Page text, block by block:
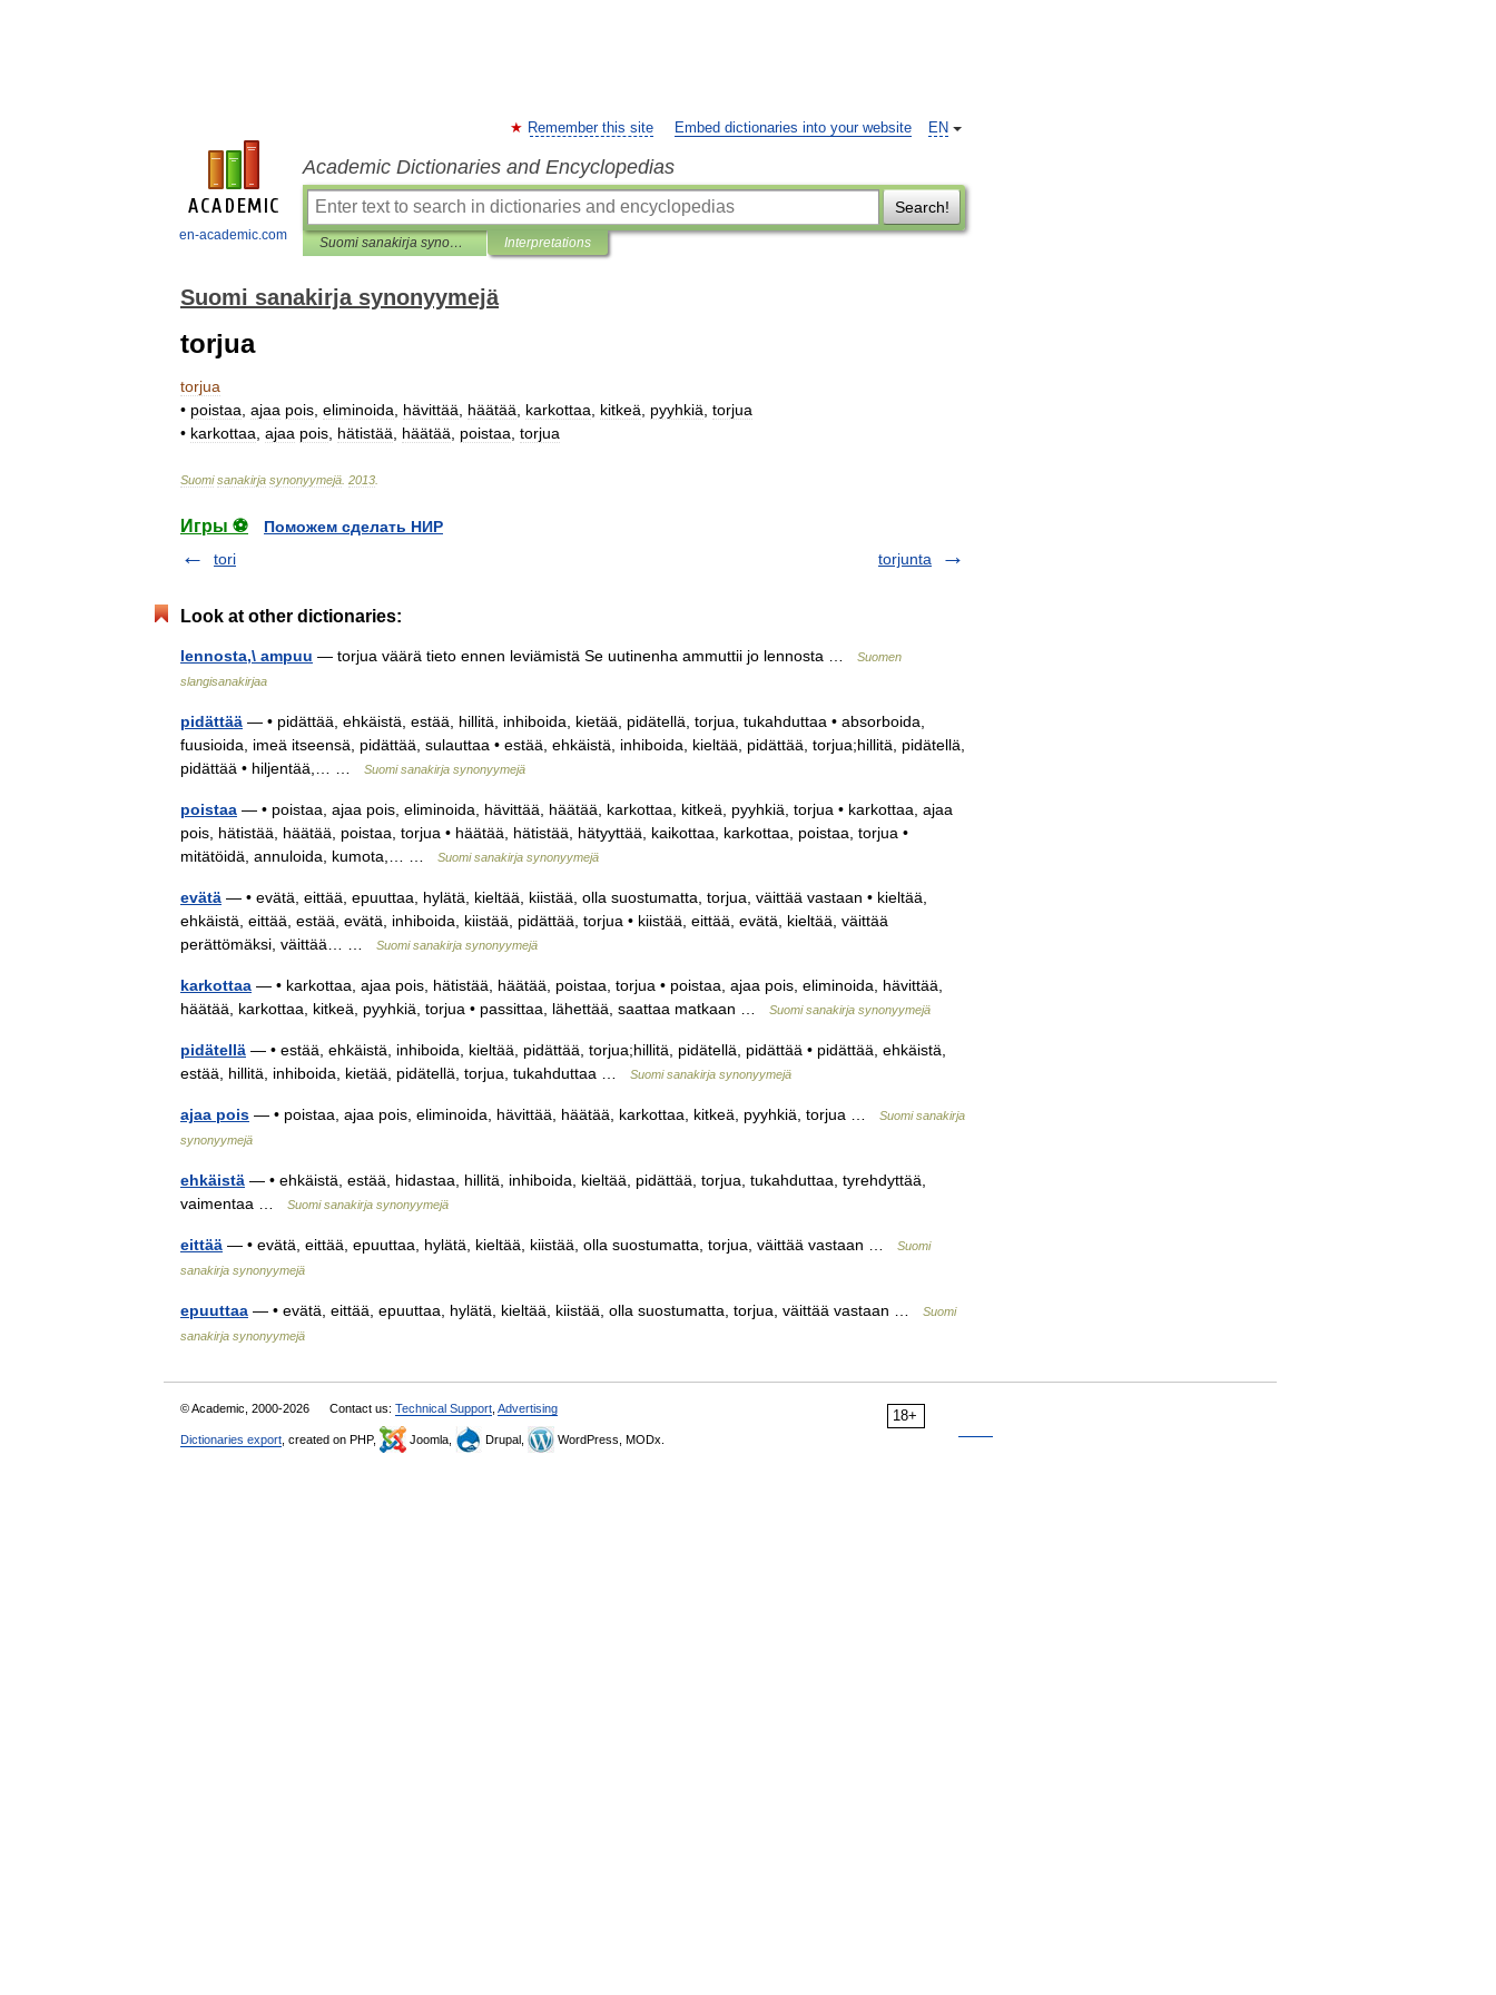
en-academic.com
EN
Remember this site Embed dictionaries into your website
Academic Dictionaries and Encyclopedias
Search!
Suomi sanakirja synonyymejä Interpretations
Suomi sanakirja synonyymejä
torjua
torjua
• poistaa ajaa pois eliminoida hävittää häätää karkottaa kitkeä pyyhkiä torjua
• karkottaa ajaa pois hätistää häätää poistaa torjua
Suomi sanakirja synonyymejä 2013
Игры ⚽
Поможем сделать НИР
tori
torjunta
Look at other dictionaries:
lennosta,\ ampuu — torjua väärä tieto ennen leviämistä Se uutinenha ammuttii jo lennosta …
Suomen
slangisanakirjaa
pidättää — • pidättää, ehkäistä, estää, hillitä, inhiboida, kietää, pidätellä, torjua, tukahduttaa • absorboida,
fuusioida, imeä itseensä, pidättää, sulauttaa • estää, ehkäistä, inhiboida, kieltää, pidättää, torjua;hillitä, pidätellä,
pidättää • hiljentää,… …
Suomi sanakirja synonyymejä
poistaa — • poistaa, ajaa pois, eliminoida, hävittää, häätää, karkottaa, kitkeä, pyyhkiä, torjua • karkottaa, ajaa
pois, hätistää, häätää, poistaa, torjua • häätää, hätistää, hätyyttää, kaikottaa, karkottaa, poistaa, torjua •
mitätöidä, annuloida, kumota,… …
Suomi sanakirja synonyymejä
evätä — • evätä, eittää, epuuttaa, hylätä, kieltää, kiistää, olla suostumatta, torjua, väittää vastaan • kieltää,
ehkäistä, eittää, estää, evätä, inhiboida, kiistää, pidättää, torjua • kiistää, eittää, evätä, kieltää, väittää
perättömäksi, väittää… …
Suomi sanakirja synonyymejä
karkottaa — • karkottaa, ajaa pois, hätistää, häätää, poistaa, torjua • poistaa, ajaa pois, eliminoida, hävittää,
häätää, karkottaa, kitkeä, pyyhkiä, torjua • passittaa, lähettää, saattaa matkaan …
Suomi sanakirja synonyymejä
pidätellä — • estää, ehkäistä, inhiboida, kieltää, pidättää, torjua;hillitä, pidätellä, pidättää • pidättää, ehkäistä,
estää, hillitä, inhiboida, kietää, pidätellä, torjua, tukahduttaa …
Suomi sanakirja synonyymejä
ajaa pois — • poistaa, ajaa pois, eliminoida, hävittää, häätää, karkottaa, kitkeä, pyyhkiä, torjua …
Suomi sanakirja
synonyymejä
ehkäistä — • ehkäistä, estää, hidastaa, hillitä, inhiboida, kieltää, pidättää, torjua, tukahduttaa, tyrehdyttää,
vaimentaa …
Suomi sanakirja synonyymejä
eittää — • evätä, eittää, epuuttaa, hylätä, kieltää, kiistää, olla suostumatta, torjua, väittää vastaan …
Suomi
sanakirja synonyymejä
epuuttaa — • evätä, eittää, epuuttaa, hylätä, kieltää, kiistää, olla suostumatta, torjua, väittää vastaan …
Suomi
sanakirja synonyymejä
18+
© Academic, 2000-2026 Contact us: Technical Support Advertising
Dictionaries export , created on PHP, Joomla, Drupal, WordPress, MODx.